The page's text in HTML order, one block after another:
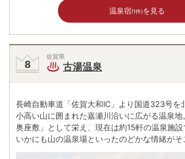
温泉宿(1件)を見る
佐賀県
古湯温泉
長崎自動車道「佐賀大和IC」より国道323号を
小高い山に囲まれた嘉瀬川沿いに広がる温泉
奥座敷」として栄え、現在は約15軒の温泉施設
いかにも山の温泉場といったのどかな情緒がそ
地には、かつて画家の青木繁や歌人の斎藤茂